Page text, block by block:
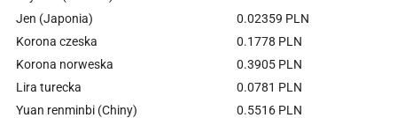
Jen (Japonia)
0.02359 PLN
Korona czeska
0.1778 PLN
Korona norweska
0.3905 PLN
Lira turecka
0.0781 PLN
Yuan renminbi (Chiny)
0.5516 PLN